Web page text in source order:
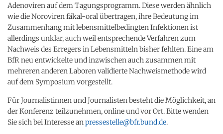
Adenoviren auf dem Tagungsprogramm. Diese werden ähnlich
wie die Noroviren fäkal-oral übertragen, ihre Bedeutung im
Zusammenhang mit lebensmittelbedingten Infektionen ist
allerdings unklar, auch weil entsprechende Verfahren zum
Nachweis des Erregers in Lebensmitteln bisher fehlten. Eine am
BfR neu entwickelte und inzwischen auch zusammen mit
mehreren anderen Laboren validierte Nachweismethode wird
auf dem Symposium vorgestellt.
Für Journalistinnen und Journalisten besteht die Möglichkeit, an
der Konferenz teilzunehmen, online und vor Ort. Bitte wenden
Sie sich bei Interesse an pressestelle@bfr.bund.de.